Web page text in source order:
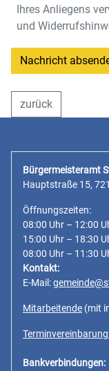
Ihres Anliegens
und
Nachricht
zurück
Bürgermeisteramt
Hauptstraße 15,
Öffnungszeiten:
08:00 Uhr – 12:00
15:00 Uhr – 18:30
08:00 Uhr – 11:30
Kontakt:
E-Mail:
Mitarbeitende (mit
Bankverbindungen: